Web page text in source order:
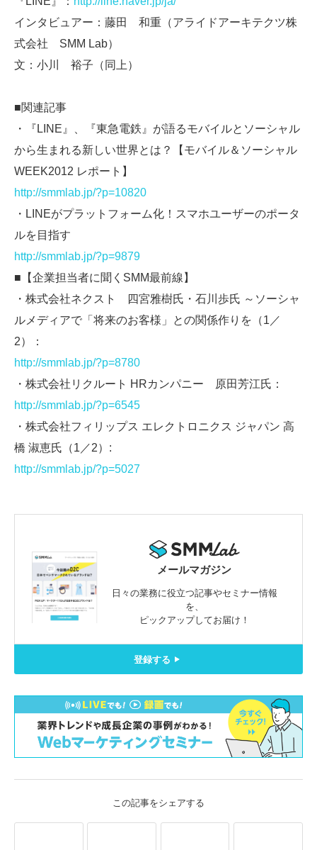
インタビュアー：藤田 和重（アライドアーキテクツ株
式会社 SMM Lab）
文：小川 裕子（同上）
■関連記事
・『LINE』、『東急電鉄』が語るモバイルとソーシャル
から生まれる新しい世界とは？【モバイル＆ソーシャル
WEEK2012 レポート】
http://smmlab.jp/?p=10820
・LINEがプラットフォーム化！スマホユーザーのポータ
ルを目指す
http://smmlab.jp/?p=9879
■【企業担当者に聞くSMM最前線】
・株式会社ネクスト 四宮雅樹氏・石川歩氏 ～ソーシャ
ルメディアで「将来のお客様」との関係作りを（1／
2）：
http://smmlab.jp/?p=8780
・株式会社リクルート HRカンパニー 原田芳江氏：
http://smmlab.jp/?p=6545
・株式会社フィリップス エレクトロニクス ジャパン 高
橋 淑恵氏（1／2）:
http://smmlab.jp/?p=5027
メールマガジン
日々の業務に役立つ記事やセミナー情報
を、
ピックアップしてお届け！
登録する
この記事をシェアする